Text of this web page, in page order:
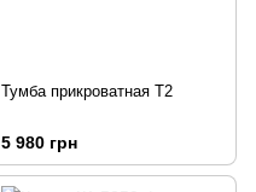
Тумба прикроватная Т2
5 980 грн